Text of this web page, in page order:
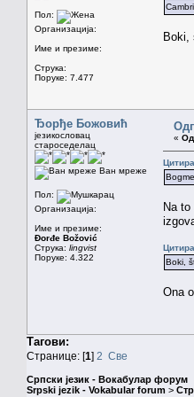
Пол:
Организација:
Име и презиме:
Струка:
Поруке: 7.477
Boki,
Ђорђе Божовић
језикословац
староседелац
Ван мреже
Пол:
Организација:
Име и презиме:
Đorđe Božović
Струка: lingvist
Поруке: 4.322
«
Na
Boki,
Ona
Тагови:
Странице: [1] 2 Све
Српски језик - Вокабулар форум
Srpski jezik - Vokabular forum >